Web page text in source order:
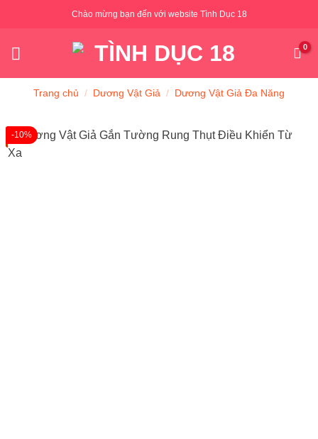
Chào mừng bạn đến với website Tình Dục 18
Trang chủ / Dương Vật Giả / Dương Vật Giả Đa Năng
-10%